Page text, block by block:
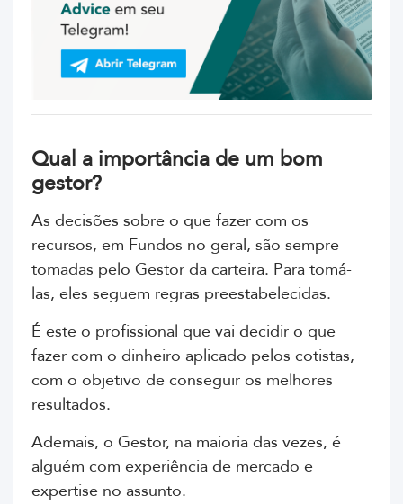
Qual a importância de um bom
gestor?
As decisões sobre o que fazer com os
recursos, em Fundos no geral, são sempre
tomadas pelo Gestor da carteira. Para tomá-
las, eles seguem regras preestabelecidas.
É este o profissional que vai decidir o que
fazer com o dinheiro aplicado pelos cotistas,
com o objetivo de conseguir os melhores
resultados.
Ademais, o Gestor, na maioria das vezes, é
alguém com experiência de mercado e
expertise no assunto.